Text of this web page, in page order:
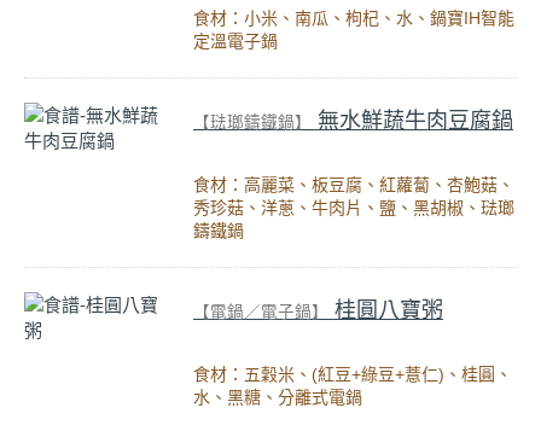
食材：小米、南瓜、枸杞、水、鍋寶IH智能
定溫電子鍋
【琺瑯鑄鐵鍋】 無水鮮蔬牛肉豆腐鍋
食材：高麗菜、板豆腐、紅蘿蔔、杏鮑菇、
秀珍菇、洋蔥、牛肉片、鹽、黑胡椒、琺瑯
鑄鐵鍋
【電鍋／電子鍋】 桂圓八寶粥
食材：五穀米、(紅豆+綠豆+薏仁)、桂圓、
水、黑糖、分離式電鍋